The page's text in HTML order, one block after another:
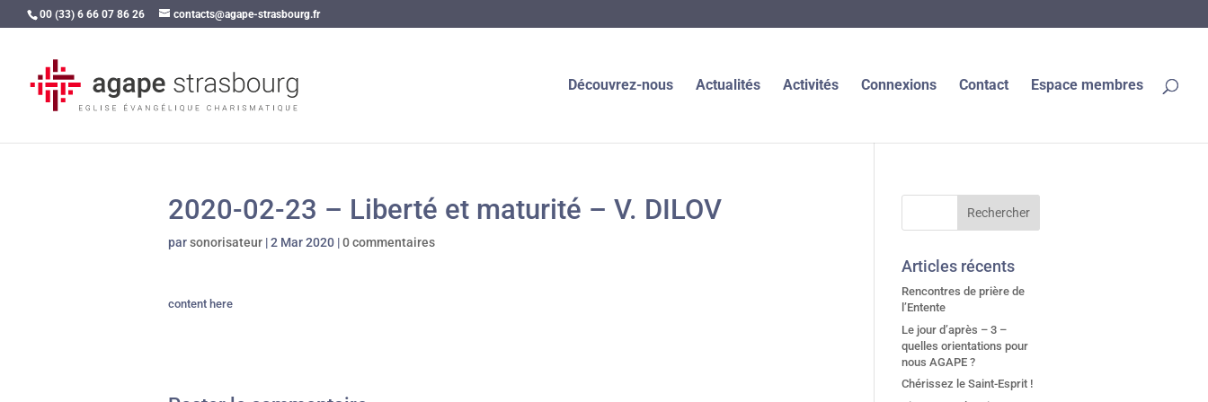
00 (33) 6 66 07 86 26 contacts@agape-strasbourg.fr
Découvrez-nous Actualités Activités Connexions Contact Espace membres
2020-02-23 – Liberté et maturité – V. DILOV
parsonorisateur |2 Mar 2020 |0 commentaires
content here
Articles récents
Rencontres de prière de
l’Entente
Le jour d’après – 3 –
quelles orientations pour
nous AGAPE ?
Chérissez le Saint-Esprit !